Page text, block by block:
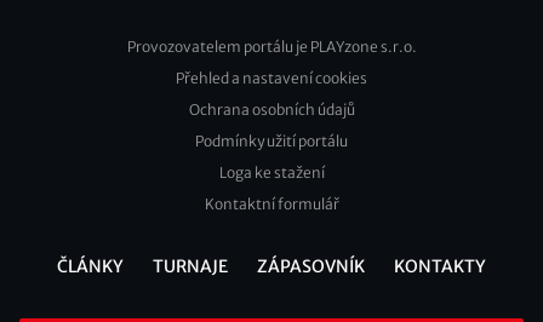
Footer
Provozovatelem portálu je PLAYzone s.r.o.
Přehled a nastavení cookies
Ochrana osobních údajů
Podmínky užití portálu
Loga ke stažení
Kontaktní formulář
ČLÁNKY TURNAJE ZÁPASOVNÍK KONTAKTY